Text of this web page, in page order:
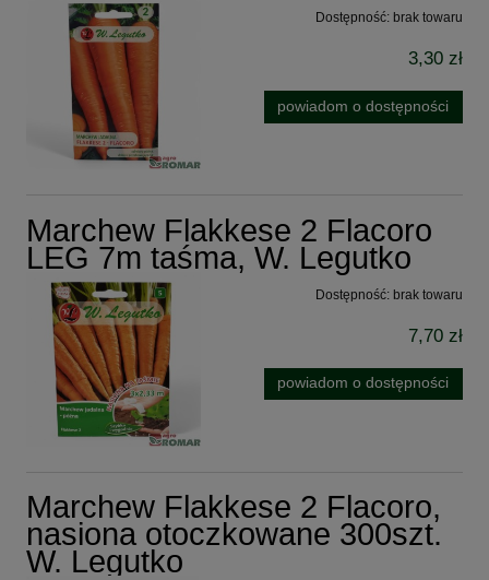
Dostępność: brak towaru
3,30 zł
powiadom o dostępności
Marchew Flakkese 2 Flacoro
LEG 7m taśma, W. Legutko
Dostępność: brak towaru
7,70 zł
powiadom o dostępności
Marchew Flakkese 2 Flacoro,
nasiona otoczkowane 300szt.
W. Legutko